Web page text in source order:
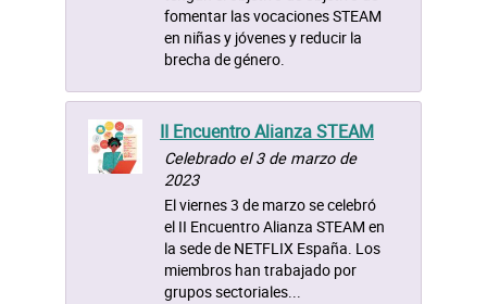
fomentar las vocaciones STEAM
en niñas y jóvenes y reducir la
brecha de género.
II Encuentro Alianza STEAM
Celebrado el 3 de marzo de
2023
El viernes 3 de marzo se celebró
el II Encuentro Alianza STEAM en
la sede de NETFLIX España. Los
miembros han trabajado por
grupos sectoriales...